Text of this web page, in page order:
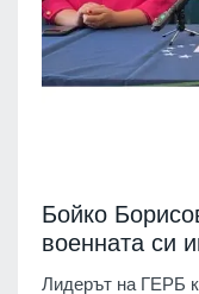
Бойко
военната си
Лидерът на ГЕРБ